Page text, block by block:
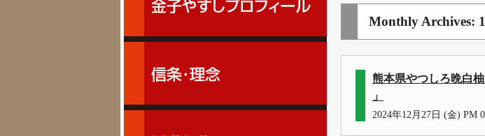
Monthly Archives:
熊本県やつしろ晩白
」
2024年12月27日 (金) PM